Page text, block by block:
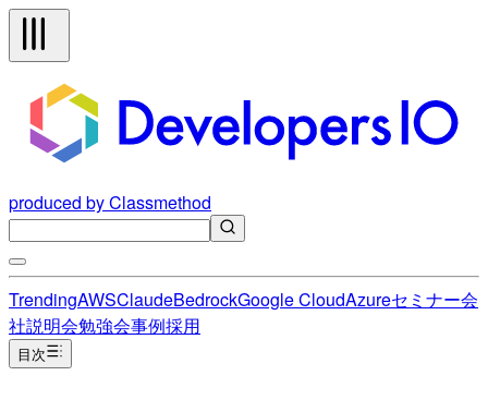
produced by Classmethod
TrendingAWSClaudeBedrockGoogle CloudAzureセミナー会
社説明会勉強会事例採用
目次